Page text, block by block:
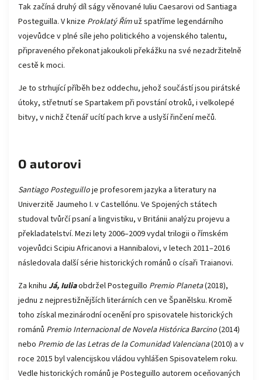
Tak začíná druhý díl ságy věnované Iuliu Caesarovi od Santiaga
Posteguilla. V knize Proklatý Římuž spatříme legendárního
vojevůdce v plné síle jeho politického a vojenského talentu,
připraveného překonat jakoukoli překážku na své nezadržitelně
cestě k moci.
Je to strhující příběh bez oddechu, jehož součástí jsou pirátské
útoky, střetnutí se Spartakem při povstání otroků, i velkolepé
bitvy, v nichž čtenář ucítí pach krve a uslyší řinčení mečů.
O autorovi
Santiago Posteguilloje profesorem jazyka a literatury na
Univerzitě Jaumeho I. v Castellónu. Ve Spojených státech
studoval tvůrčí psaní a lingvistiku, v Británii analýzu projevu a
překladatelství. Mezi lety 2006–2009 vydal trilogii o římském
vojevůdci Scipiu Africanovi a Hannibalovi, v letech 2011–2016
následovala další série historických románů o císaři Traianovi.
Za knihu Já, Iuliaobdržel Posteguillo Premio Planeta(2018),
jednu z nejprestižnějších li­terárních cen ve Španělsku. Kromě
toho získal mezinárodní ocenění pro spisovatele historických
románů Premio Internacional de Novela Histórica Barcino(2014)
nebo Premio de las Letras de la Comunidad Valenciana(2010) a v
roce 2015 byl valencijskou vládou vyhlášen Spisovatelem roku.
Vedle historických románů je Posteguillo autorem oceňovaných